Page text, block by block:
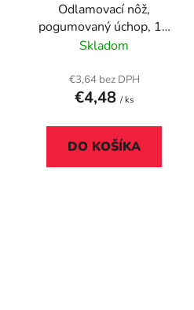
Odlamovací nôž,
pogumovaný úchop, 18
mm, MAUL, sivá
Skladom
€3,64 bez DPH
€4,48 / ks
DO KOŠÍKA